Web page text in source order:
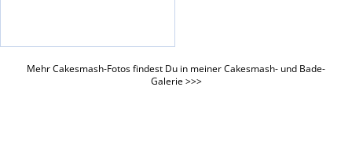
Mehr Cakesmash-Fotos findest Du in meinerCakesmash- und Bade-
Galerie >>>